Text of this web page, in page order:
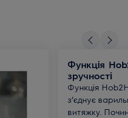
Функція
зручності
Функція
з’єднує
витяжку.